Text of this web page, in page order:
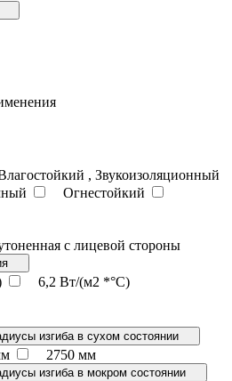
, Звукоизоляционный
Огнестойкий
с лицевой стороны
6,2 Вт/(м2 *°С)
изгиба в сухом состоянии
2750 мм
изгиба в мокром состоянии